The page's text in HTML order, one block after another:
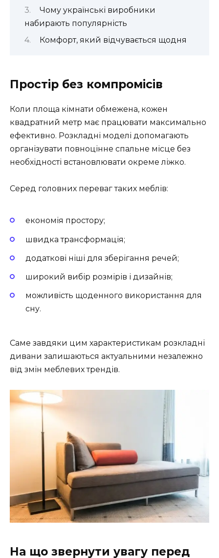
Чому українські виробники
набирають популярність
Комфорт, який відчувається щодня
Простір без компромісів
Коли площа кімнати обмежена, кожен
квадратний метр має працювати максимально
ефективно. Розкладні моделі допомагають
організувати повноцінне спальне місце без
необхідності встановлювати окреме ліжко.
Серед головних переваг таких меблів:
економія простору;
швидка трансформація;
додаткові ніші для зберігання речей;
широкий вибір розмірів і дизайнів;
можливість щоденного використання для
сну.
Саме завдяки цим характеристикам розкладні
дивани залишаються актуальними незалежно
від змін меблевих трендів.
На що звернути увагу перед